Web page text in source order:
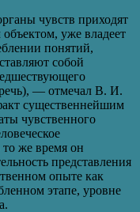
чувств приходят
уже владеет
понятий,
собой
— отмечал В. И.
существеннейшим
чувственного
же время он
представления
опыте как
этапе, уровне